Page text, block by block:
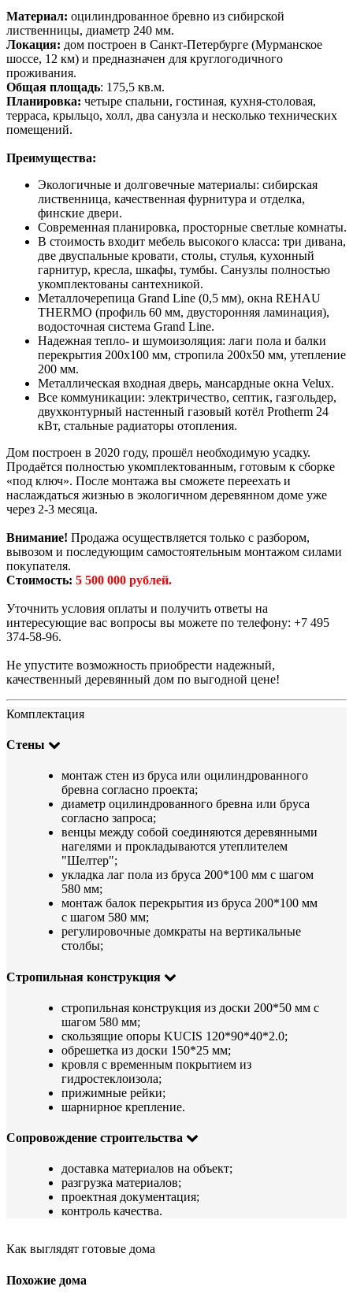
Материал: оцилиндрованное бревно из сибирской
лиственницы, диаметр 240 мм.
Локация: дом построен в Санкт-Петербурге (Мурманское
шоссе, 12 км) и предназначен для круглогодичного
проживания.
Общая площадь: 175,5 кв.м.
Планировка: четыре спальни, гостиная, кухня-столовая,
терраса, крыльцо, холл, два санузла и несколько технических
помещений.
Преимущества:
Экологичные и долговечные материалы: сибирская
лиственница, качественная фурнитура и отделка,
финские двери.
Современная планировка, просторные светлые комнаты.
В стоимость входит мебель высокого класса: три дивана,
две двуспальные кровати, столы, стулья, кухонный
гарнитур, кресла, шкафы, тумбы. Санузлы полностью
укомплектованы сантехникой.
Металлочерепица Grand Line (0,5 мм), окна REHAU
THERMO (профиль 60 мм, двусторонняя ламинация),
водосточная система Grand Line.
Надежная тепло- и шумоизоляция: лаги пола и балки
перекрытия 200х100 мм, стропила 200х50 мм, утепление
200 мм.
Металлическая входная дверь, мансардные окна Velux.
Все коммуникации: электричество, септик, газгольдер,
двухконтурный настенный газовый котёл Protherm 24
кВт, стальные радиаторы отопления.
Дом построен в 2020 году, прошёл необходимую усадку.
Продаётся полностью укомплектованным, готовым к сборке
«под ключ». После монтажа вы сможете переехать и
наслаждаться жизнью в экологичном деревянном доме уже
через 2-3 месяца.
Внимание! Продажа осуществляется только с разбором,
вывозом и последующим самостоятельным монтажом силами
покупателя.
Стоимость: 5 500 000 рублей.
Уточнить условия оплаты и получить ответы на
интересующие вас вопросы вы можете по телефону: +7 495
374-58-96.
Не упустите возможность приобрести надежный,
качественный деревянный дом по выгодной цене!
Комплектация
Стены
монтаж стен из бруса или оцилиндрованного
бревна согласно проекта;
диаметр оцилиндрованного бревна или бруса
согласно запроса;
венцы между собой соединяются деревянными
нагелями и прокладываются утеплителем
"Шелтер";
укладка лаг пола из бруса 200*100 мм с шагом
580 мм;
монтаж балок перекрытия из бруса 200*100 мм
с шагом 580 мм;
регулировочные домкраты на вертикальные
столбы;
Стропильная конструкция
стропильная конструкция из доски 200*50 мм с
шагом 580 мм;
скользящие опоры KUCIS 120*90*40*2.0;
обрешетка из доски 150*25 мм;
кровля с временным покрытием из
гидростеклоизола;
прижимные рейки;
шарнирное крепление.
Сопровождение строительства
доставка материалов на объект;
разгрузка материалов;
проектная документация;
контроль качества.
Как выглядят готовые дома
Похожие дома